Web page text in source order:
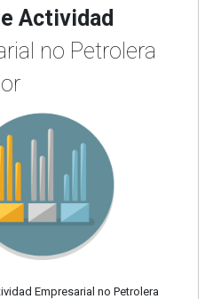
Actividad
no Petrolera
Empresarial no Petrolera